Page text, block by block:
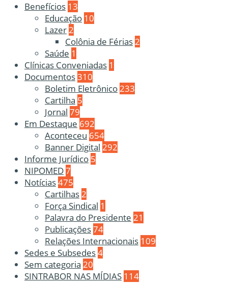
Benefícios 13
Educação 10
Lazer2
Colônia de Férias2
Saúde 1
Clínicas Conveniadas 1
Documentos310
Boletim Eletrônico233
Cartilha 5
Jornal 79
Em Destaque 692
Aconteceu 654
Banner Digital 292
Informe Jurídico 5
NIPOMED7
Notícias475
Cartilhas2
Força Sindical 1
Palavra do Presidente 21
Publicações74
Relações Internacionais 109
Sedes e Subsedes4
Sem categoria 20
SINTRABOR NAS MÍDIAS 114